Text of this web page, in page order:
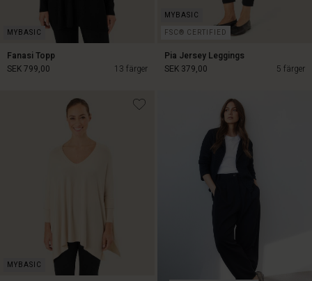
Fanasi Topp
13 färger
SEK 799,00
FSC® CERTIFIED
Pia Jersey Leggings
5 färger
SEK 379,00